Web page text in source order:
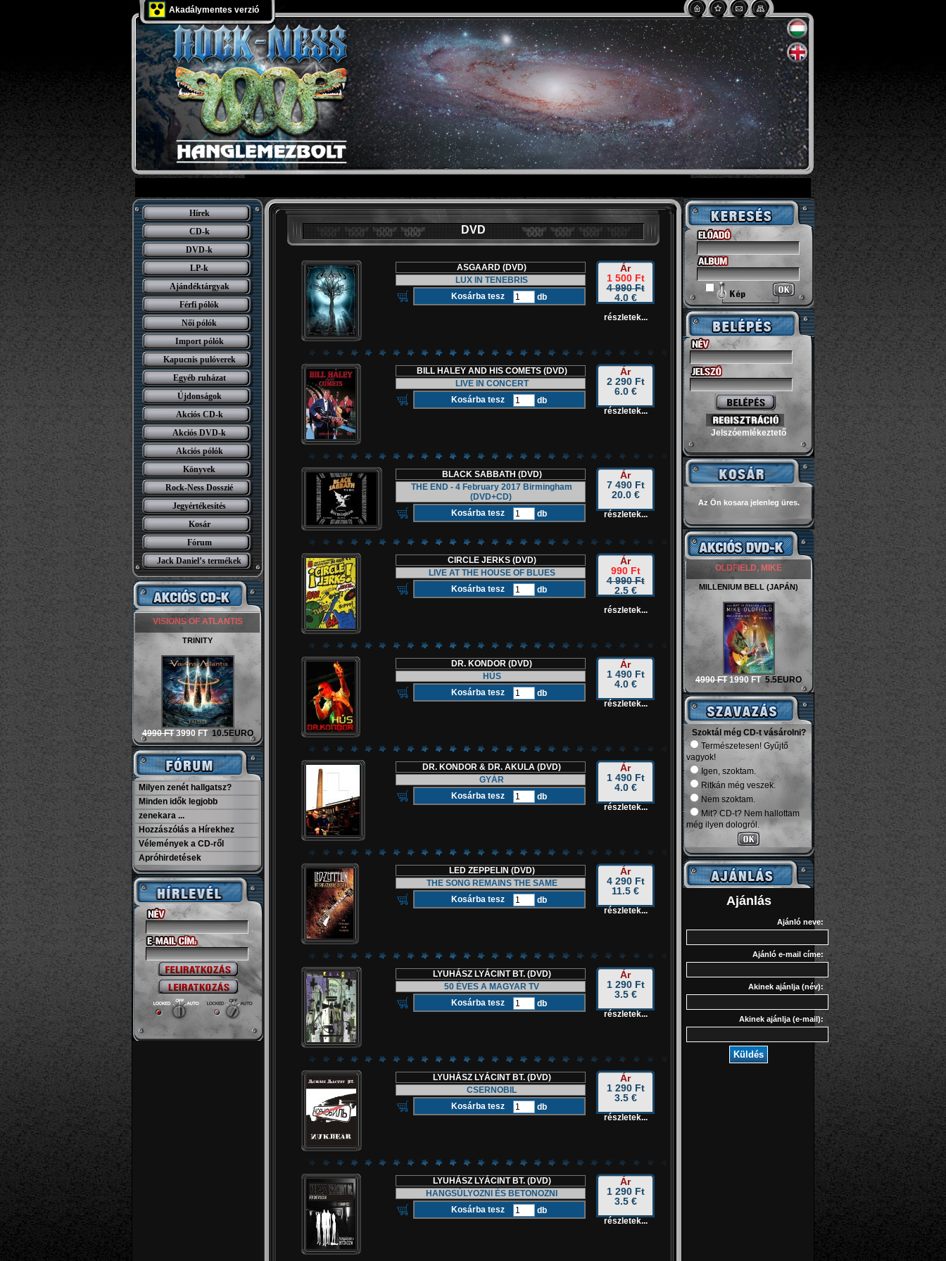
Akadálymentes verzió
Hírek
CD-k
DVD-k
LP-k
Ajándéktárgyak
Férfi pólók
Női pólók
Import pólók
Kapucnis pulóverek
Egyéb ruházat
Újdonságok
Akciós CD-k
Akciós DVD-k
Akciós pólók
Könyvek
Rock-Ness Dosszié
Jegyértékesítés
Kosár
Fórum
Jack Daniel’s termékek
VISIONS OF ATLANTIS
TRINITY
4990 FT 3990 FT 10.5EURO
Milyen zenét hallgatsz?
Minden idők legjobb
zenekara ...
Hozzászólás a Hírekhez
Vélemények a CD-ről
Apróhirdetések
DVD
ASGAARD (DVD)
LUX IN TENEBRIS
db
Ár
1 500 Ft
4 990 Ft
4.0 €
részletek...
BILL HALEY AND HIS COMETS (DVD)
LIVE IN CONCERT
db
Ár
2 290 Ft
6.0 €
részletek...
BLACK SABBATH (DVD)
THE END - 4 February 2017 Birmingham
(DVD+CD)
db
Ár
7 490 Ft
20.0 €
részletek...
CIRCLE JERKS (DVD)
LIVE AT THE HOUSE OF BLUES
db
Ár
990 Ft
4 990 Ft
2.5 €
részletek...
DR. KONDOR (DVD)
HÚS
db
Ár
1 490 Ft
4.0 €
részletek...
DR. KONDOR & DR. AKULA (DVD)
GYÁR
db
Ár
1 490 Ft
4.0 €
részletek...
LED ZEPPELIN (DVD)
THE SONG REMAINS THE SAME
db
Ár
4 290 Ft
11.5 €
részletek...
LYUHÁSZ LYÁCINT BT. (DVD)
50 ÉVES A MAGYAR TV
db
Ár
1 290 Ft
3.5 €
részletek...
LYUHÁSZ LYÁCINT BT. (DVD)
CSERNOBIL
db
Ár
1 290 Ft
3.5 €
részletek...
LYUHÁSZ LYÁCINT BT. (DVD)
HANGSÚLYOZNI ÉS BETONOZNI
db
Ár
1 290 Ft
3.5 €
részletek...
Jelszóemlékeztető
Az Ön kosara jelenleg üres.
OLDFIELD, MIKE
MILLENIUM BELL (JAPÁN)
4990 FT 1990 FT 5.5EURO
Szoktál még CD-t vásárolni?
Természetesen! Gyűjtő
vagyok!
Igen, szoktam.
Ritkán még veszek.
Nem szoktam.
Mit? CD-t? Nem hallottam
még ilyen dologról.
Ajánlás
Ajánló neve:
Ajánló e-mail címe:
Akinek ajánlja (név):
Akinek ajánlja (e-mail):
Küldés